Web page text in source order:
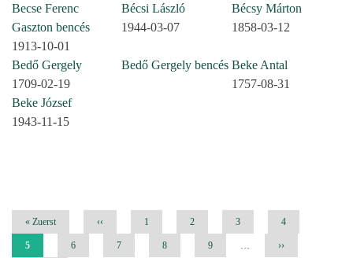
Becse Ferenc
Gaszton bencés
1913-10-01
Bécsi László
1944-03-07
Bécsy Márton
1858-03-12
Bedő Gergely
1709-02-19
Bedő Gergely bencés Beke Antal
1757-08-31
Beke József
1943-11-15
Erste
« Zuerst
Vorherige
‹‹ Seite
1 Seite
2 Seite
3 Seite
4
Aktuelle
5 Seite
6 Seite
7 Seite
8 Seite
9
Nächste
››